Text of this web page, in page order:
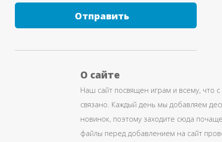
Отправить
О сайте
Наш сайт посвящен играм и всему, что
связано. Каждый день мы добавляем
новинок, поэтому заходите сюда
файлы перед добавлением на сайт